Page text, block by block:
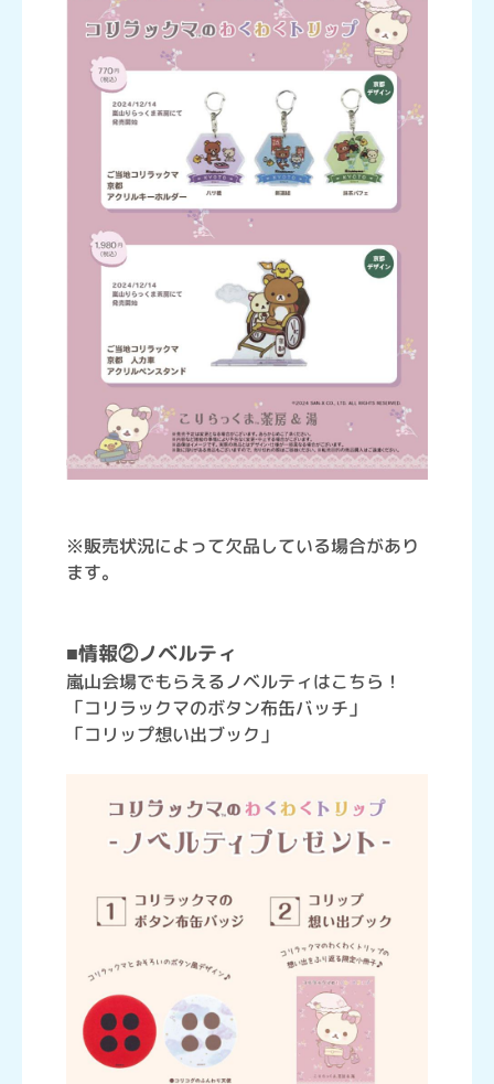
※販売状況によって欠品している場合があり
ます。
■情報②ノベルティ
嵐山会場でもらえるノベルティはこちら！
「コリラックマのボタン布缶バッチ」
「コリップ想い出ブック」